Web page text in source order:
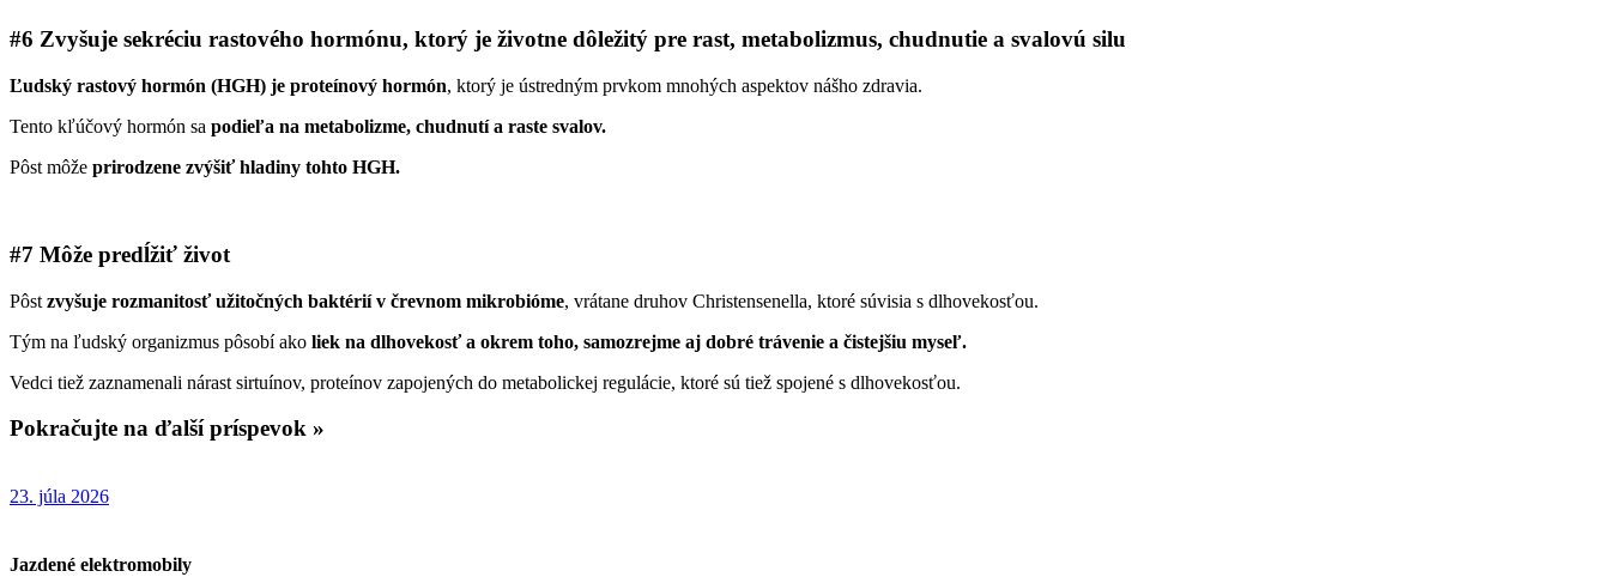
#6 Zvyšuje sekréciu rastového hormónu, ktorý je životne dôležitý pre rast, metabolizmus, chudnutie a svalovú silu
Ľudský rastový hormón (HGH) je proteínový hormón, ktorý je ústredným prvkom mnohých aspektov nášho zdravia.
Tento kľúčový hormón sa podieľa na metabolizme, chudnutí a raste svalov.
Pôst môže prirodzene zvýšiť hladiny tohto HGH.
#7 Môže predĺžiť život
Pôst zvyšuje rozmanitosť užitočných baktérií v črevnom mikrobióme, vrátane druhov Christensenella, ktoré súvisia s dlhovekosťou.
Tým na ľudský organizmus pôsobí ako liek na dlhovekosť a okrem toho, samozrejme aj dobré trávenie a čistejšiu myseľ.
Vedci tiež zaznamenali nárast sirtuínov, proteínov zapojených do metabolickej regulácie, ktoré sú tiež spojené s dlhovekosťou.
Pokračujte na ďalší príspevok »
23. júla 2026
Jazdené elektromobily